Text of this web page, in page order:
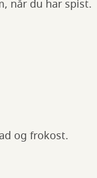
når du har spist.
og frokost.